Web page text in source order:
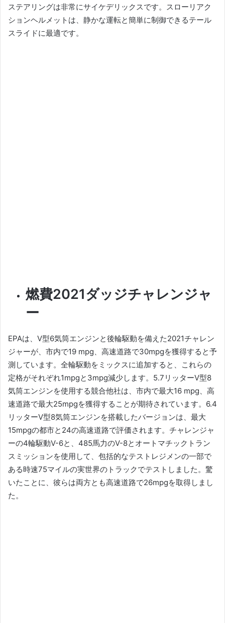
ステアリングは非常にサイケデリックスです。 スローリアク
ションヘルメットは、静かな運転と簡単に制御できるテール
スライドに最適です。
燃費2021ダッジチャレンジャ
ー
EPAは、V型6気筒エンジンと後輪駆動を備えた2021チャレン
ジャーが、市内で19 mpg、高速道路で30mpgを獲得すると予
測しています。 全輪駆動をミックスに追加すると、これらの
定格がそれぞれ1mpgと3mpg減少します。 5.7リッターV型8
気筒エンジンを使用する競合他社は、市内で最大16 mpg、高
速道路で最大25mpgを獲得することが期待されています。 6.4
リッターV型8気筒エンジンを搭載したバージョンは、最大
15mpgの都市と24の高速道路で評価されます。 チャレンジャ
ーの4輪駆動V-6と、485馬力のV-8とオートマチックトラン
スミッションを使用して、包括的なテストレジメンの一部で
ある時速75マイルの実世界のトラックでテストしました。 驚
いたことに、彼らは両方とも高速道路で26mpgを取得しまし
た。